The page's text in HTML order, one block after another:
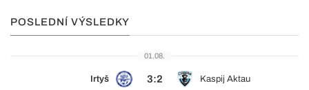
POSLEDNÍ VÝSLEDKY
01.08.
Irtyš 3:2 Kaspij Aktau